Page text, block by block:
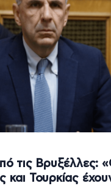
τις Βρυξέλλες:
και Τουρκίας